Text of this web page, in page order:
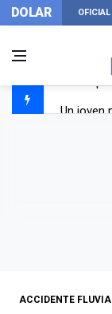
DOLAR OFICIAL
Un
ACCIDENTE